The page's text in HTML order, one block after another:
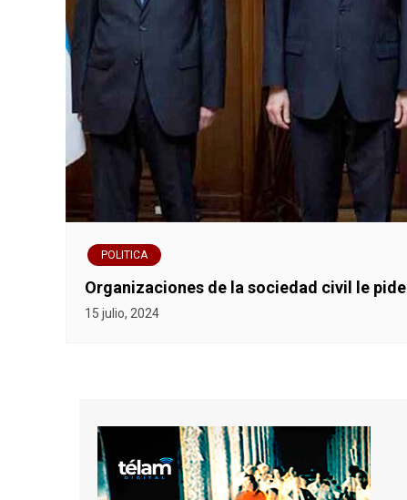
POLITICA
Organizaciones de la sociedad civil le
15 julio, 2024